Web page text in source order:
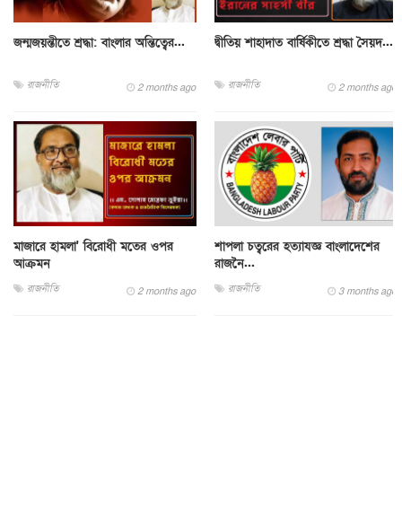
জন্মজয়ন্তীতে শ্রদ্ধা: বাংলার অন্তিত্বের...
রাজনীতি 2 months ago
দ্বীতিয় শাহাদাত বার্ষিকীতে শ্রদ্ধা সৈয়দ...
রাজনীতি 2 months ago
মাজারে হামলা' বিরোধী মতের ওপর
আক্রমন
রাজনীতি 2 months ago
শাপলা চত্বরের হত্যাযজ্ঞ বাংলাদেশের
রাজনৈ...
রাজনীতি 3 months ago